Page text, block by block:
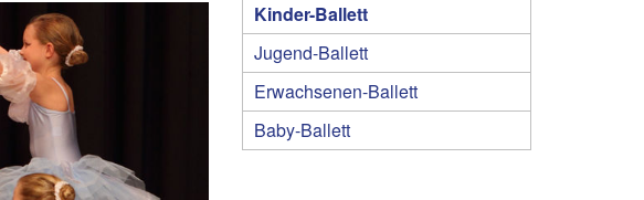
Kinder-Ballett
Jugend-Ballett
Erwachsenen-Ballett
Baby-Ballett